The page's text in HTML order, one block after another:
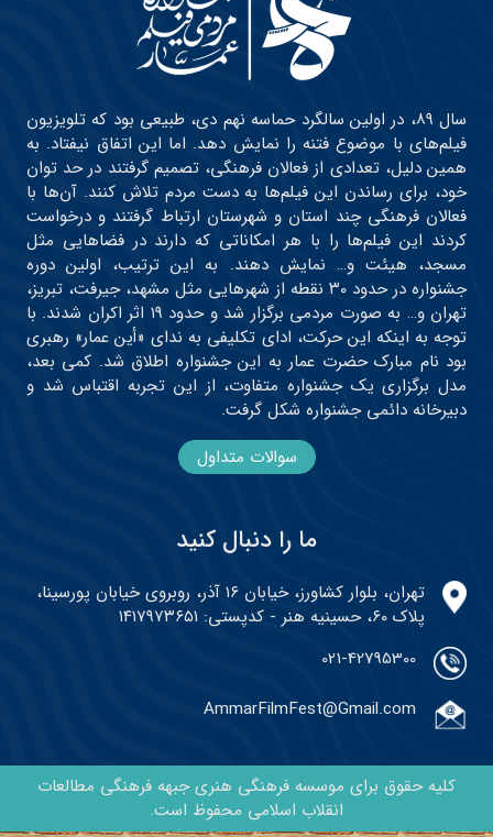
سال ۸۹، در اولین سالگرد حماسه نهم دی، طبیعی بود که تلویزیون
فیلم‌های با موضوع فتنه را نمایش دهد. اما این اتفاق نیفتاد. به
همین دلیل، تعدادی از فعالان فرهنگی، تصمیم گرفتند در حد توان
خود، برای رساندن این فیلم‌ها به دست مردم تلاش کنند. آن‌ها با
فعالان فرهنگی چند استان و شهرستان ارتباط گرفتند و درخواست
کردند این فیلم‌ها را با هر امکاناتی که دارند در فضاهایی مثل
مسجد، هیئت و… نمایش دهند. به این ترتیب، اولین دوره
جشنواره در حدود ۳۰ نقطه از شهرهایی مثل مشهد، جیرفت، تبریز،
تهران و… به صورت مردمی برگزار شد و حدود ۱۹ اثر اکران شدند. با
توجه به اینکه این حرکت، ادای تکلیفی به ندای «أین عمار» رهبری
بود نام مبارک حضرت عمار به این جشنواره اطلاق شد. کمی بعد،
مدل برگزاری یک جشنواره متفاوت، از این تجربه اقتباس شد و
دبیرخانه دائمی جشنواره شکل گرفت.
سوالات متداول
ما را دنبال کنید
تهران، بلوار کشاورز، خیابان ۱۶ آذر، روبروی خیابان پورسینا،
پلاک ۶۰، حسینیه هنر - کدپستی: ۱۴۱۷۹۷۳۶۵۱
021-42795300
AmmarFilmFest@Gmail.com
کلیه حقوق برای موسسه فرهنگی هنری جبهه فرهنگی مطالعات
انقلاب اسلامی محفوظ است.